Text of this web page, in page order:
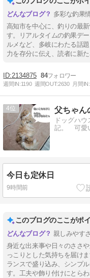
多彩な釣果
高知市を中心に、釣りの最
す。リアルタイムの釣果デ
ルメなど、多岐にわたる話
力を存分に伝え、読者に新
2134875 84
週間IN:1190 週間OUT:2630 月間IN:
4 父ちゃん
ドッグハ
記。 可愛
今日も定休日
9時間前
このブログのここがポ
親しみやす
身近な出来事や日々のささ
っこりとした気持ちを届け
ランスで盛り込み、シンプ
す。工夫や飾り付けにとら